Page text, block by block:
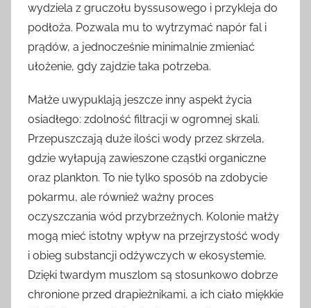
wydziela z gruczołu byssusowego i przykleja do
podłoża. Pozwala mu to wytrzymać napór fal i
prądów, a jednocześnie minimalnie zmieniać
ułożenie, gdy zajdzie taka potrzeba.
Małże uwypuklają jeszcze inny aspekt życia
osiadłego: zdolność filtracji w ogromnej skali.
Przepuszczają duże ilości wody przez skrzela,
gdzie wyłapują zawieszone cząstki organiczne
oraz plankton. To nie tylko sposób na zdobycie
pokarmu, ale również ważny proces
oczyszczania wód przybrzeżnych. Kolonie małży
mogą mieć istotny wpływ na przejrzystość wody
i obieg substancji odżywczych w ekosystemie.
Dzięki twardym muszlom są stosunkowo dobrze
chronione przed drapieżnikami, a ich ciało miękkie